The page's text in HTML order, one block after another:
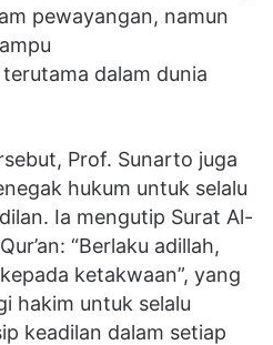
pewayangan, namun
dalam dunia
Prof. Sunarto juga
hukum untuk selalu
Ia mengutip Surat Al-
“Berlaku adillah,
ketakwaan”, yang
hakim untuk selalu
keadilan dalam setiap